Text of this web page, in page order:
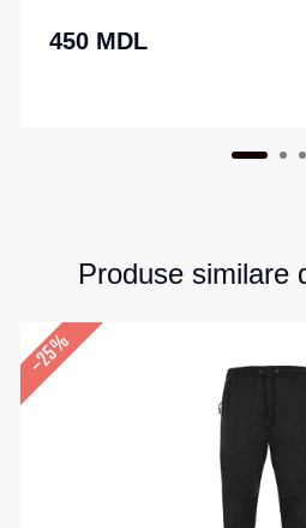
450 MDL
Produse similare
–25%